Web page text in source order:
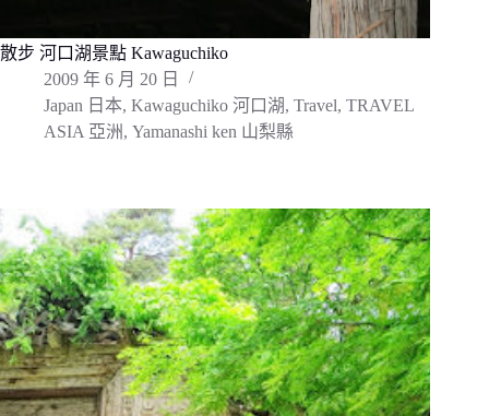
散步 河口湖景點 Kawaguchiko
2009 年 6 月 20 日
Japan 日本, Kawaguchiko 河口湖, Travel, TRAVEL
ASIA 亞洲, Yamanashi ken 山梨縣